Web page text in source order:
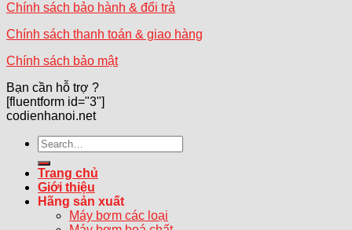
Chính sách bảo hành & đổi trả
Chính sách thanh toán & giao hàng
Chính sách bảo mật
Bạn cần hỗ trợ ?
[fluentform id="3"]
codienhanoi.net
Search
for:
Trang chủ
Giới thiệu
Hãng sản xuất
Máy bơm các loại